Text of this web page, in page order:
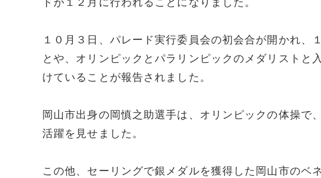
ドが１２月に行われることになりました。
１０月３日、パレード実行委員会の初会合が開かれ、
とや、オリンピックとパラリンピックのメダリストと
けていることが報告されました。
岡山市出身の岡慎之助選手は、オリンピックの体操で
活躍を見せました。
この他、セーリングで銀メダルを獲得した岡山市のベ